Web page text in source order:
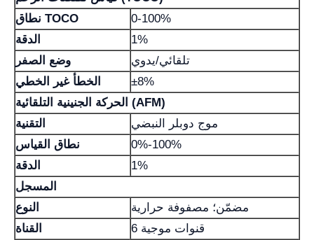
نطاق TOCO
0-100%
الدقة
1%
وضع الصفر
تلقائي/يدوي
الخطأ غير الخطي
±8%
الحركة الجنينية التلقائية (AFM)
التقنية
موج دوبلر النبضي
نطاق القياس
0%-100%
الدقة
1%
المسجل
النوع
مضمّن؛ مصفوفة حرارية
القناة
6 قنوات موجية